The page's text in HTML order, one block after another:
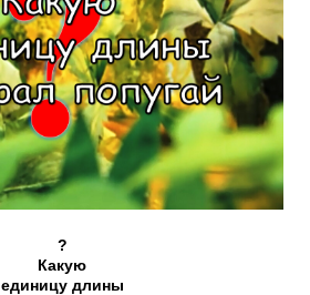
?
Какую
единицу длины